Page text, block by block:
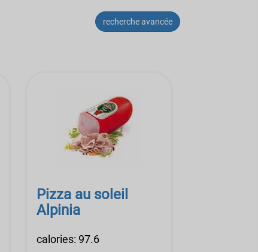
recherche avancée
Pizza au soleil
Alpinia
calories: 97.6